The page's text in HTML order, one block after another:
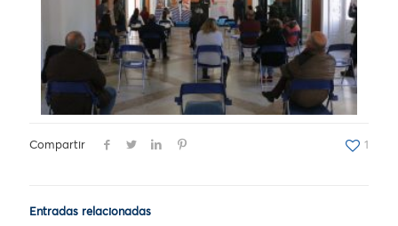
Compartir 1
Entradas relacionadas